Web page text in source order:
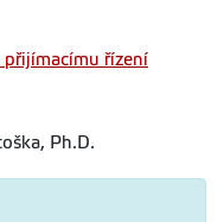
přijímacímu řízení
Ph.D.